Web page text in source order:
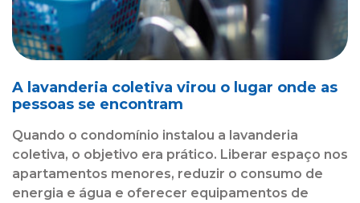
A lavanderia coletiva virou o lugar onde as
pessoas se encontram
Quando o condomínio instalou a lavanderia
coletiva, o objetivo era prático. Liberar espaço nos
apartamentos menores, reduzir o consumo de
energia e água e oferecer equipamentos de